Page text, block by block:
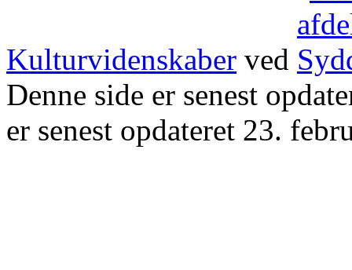
Kulturvidenskaber ved
Denne side er senest
er senest opdateret 23.